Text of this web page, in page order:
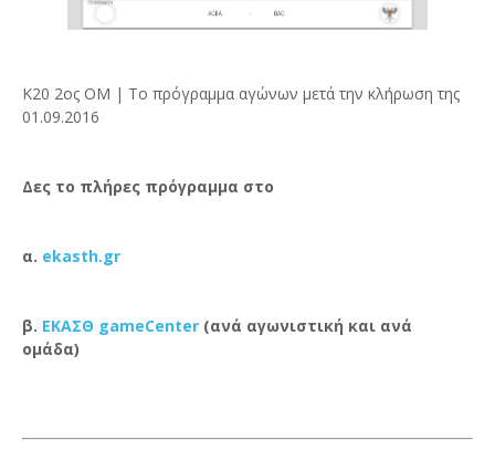
K20 2ος ΟΜ | Το πρόγραμμα αγώνων μετά την κλήρωση της
01.09.2016
Δες το πλήρες πρόγραμμα στο
α. ekasth.gr
β. ΕΚΑΣΘ gameCenter (ανά αγωνιστική και ανά
ομάδα)